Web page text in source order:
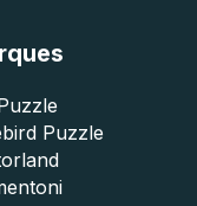
Puzzle